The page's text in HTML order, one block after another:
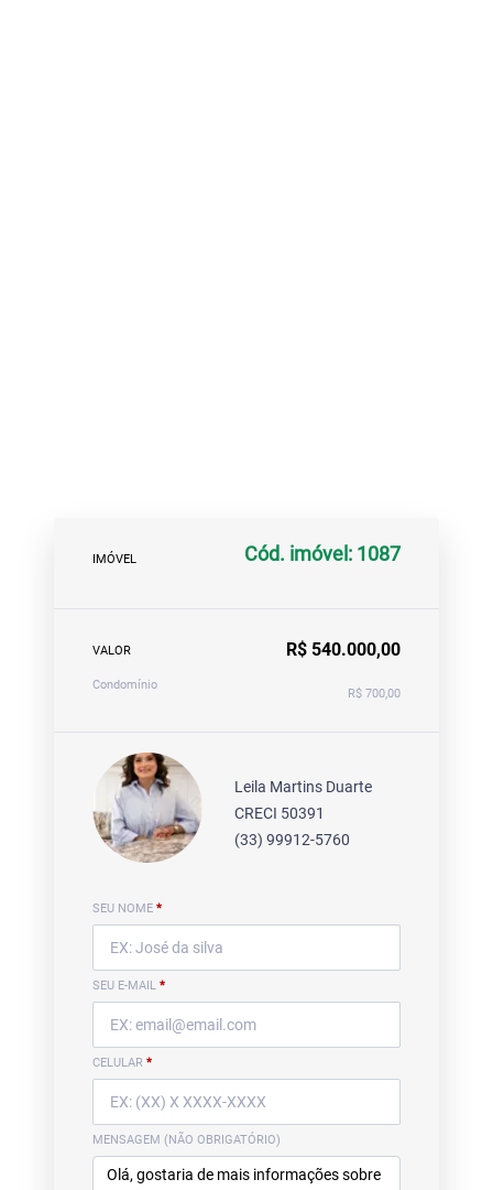
IMÓVEL Cód. imóvel: 1087
VALOR R$ 540.000,00
Condomínio
R$ 700,00
Leila Martins Duarte
CRECI 50391
(33) 99912-5760
SEU NOME *
SEU E-MAIL *
CELULAR *
MENSAGEM (NÃO OBRIGATÓRIO)